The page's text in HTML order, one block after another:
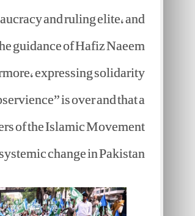
and ruling elite, and
guidance of Hafiz Naeem
expressing solidarity
is over and that a
of the Islamic Movement
change in Pakistan.